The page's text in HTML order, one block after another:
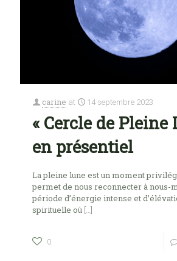
carine at 14 septembre 2023
« Cercle de Pleine
en présentiel
La pleine lune est un moment
permet de nous reconnecter à nous-
période d’énergie intense et
spirituelle où […]
0